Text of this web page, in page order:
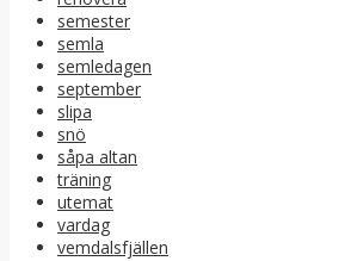
semester
semla
semledagen
september
slipa
snö
såpa altan
träning
utemat
vardag
vemdalsfjällen